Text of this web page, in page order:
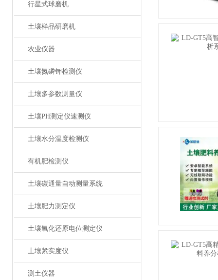
行星式球磨机
土壤样品研磨机
农业仪器
土壤氮磷钾检测仪
土壤多参数测量仪
土壤PH测定仪速测仪
土壤水分温度检测仪
有机肥检测仪
土壤碳通量自动测量系统
土壤肥力测定仪
土壤氧化还原电位测定仪
土壤紧实度仪
测土仪器